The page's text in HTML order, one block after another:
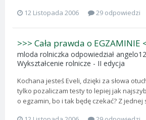
12 Listopada 2006
29 odpowiedzi
>>> Cała prawda o EGZAMINIE
mloda rolniczka odpowiedział
Wykształcenie rolnicze - II edycja
Kochana jesteś Eveli, dzięki za słowa
tylko pozaliczam testy to lepiej jak
o egzamin, bo i tak będę czekać? Z